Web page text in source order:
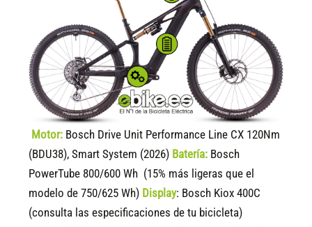
Motor: Bosch Drive Unit Performance Line CX 120Nm
(BDU38), Smart System (2026) Batería: Bosch
PowerTube 800/600 Wh (15% más ligeras que el
modelo de 750/625 Wh) Display: Bosch Kiox 400C
(consulta las especificaciones de tu bicicleta)